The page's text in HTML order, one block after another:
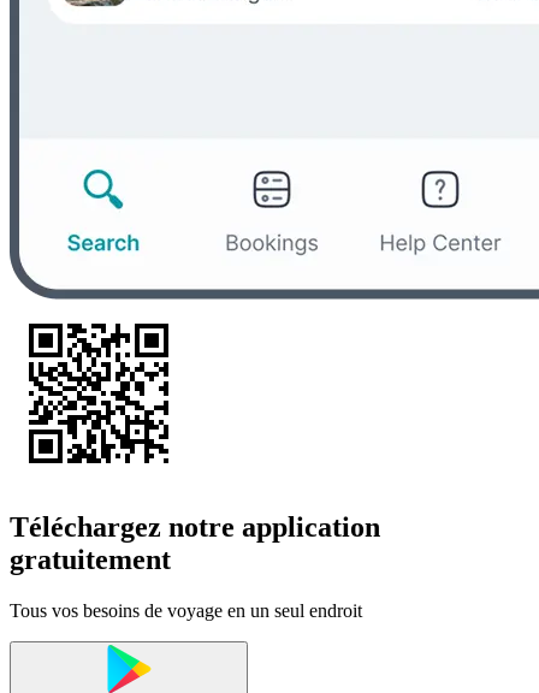
Téléchargez notre application
gratuitement
Tous vos besoins de voyage en un seul endroit